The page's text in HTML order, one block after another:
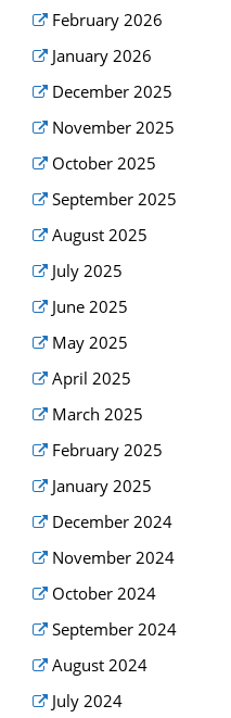
February 2026
January 2026
December 2025
November 2025
October 2025
September 2025
August 2025
July 2025
June 2025
May 2025
April 2025
March 2025
February 2025
January 2025
December 2024
November 2024
October 2024
September 2024
August 2024
July 2024